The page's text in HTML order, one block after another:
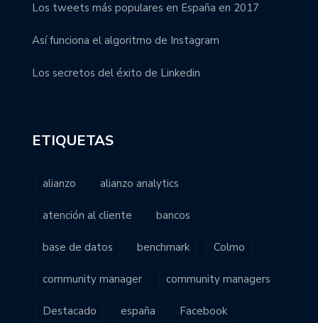
Los tweets más populares en España en 2017
Así funciona el algoritmo de Instagram
Los secretos del éxito de Linkedin
ETIQUETAS
alianzo alianzo analytics
atención al cliente bancos
base de datos benchmark Colmo
community manager community managers
Destacado españa Facebook